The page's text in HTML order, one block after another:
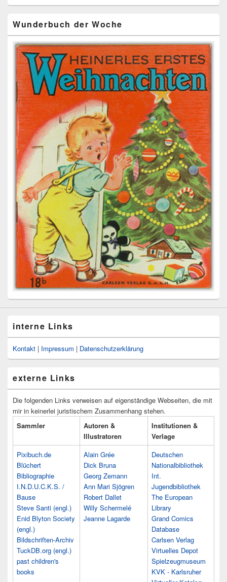
Wunderbuch der Woche
interne Links
Kontakt | Impressum | Datenschutzerklärung
externe Links
Die folgenden Links verweisen auf eigenständige Webseiten, die mit
mir in keinerlei juristischem Zusammenhang stehen.
Sammler
Autoren &
Illustratoren
Institutionen &
Verlage
Pixibuch.de
Blüchert
Bibliographie
I.N.D.U.C.K.S. /
Bause
Steve Santi (engl.)
Enid Blyton Society
(engl.)
Bildschriften-Archiv
TuckDB.org (engl.)
past children's
books
Alain Grée
Dick Bruna
Georg Zemann
Ann Mari Sjögren
Robert Dallet
Willy Schermelé
Jeanne Lagarde
Deutschen
Nationalbibliothek
Int.
Jugendbibliothek
The European
Library
Grand Comics
Database
Carlsen Verlag
Virtuelles Depot
Spielzeugmuseum
KVK - Karlsruher